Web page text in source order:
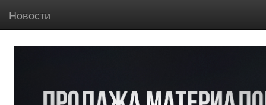
Новости